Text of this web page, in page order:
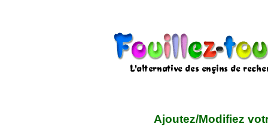
Ajoutez/Modifiez